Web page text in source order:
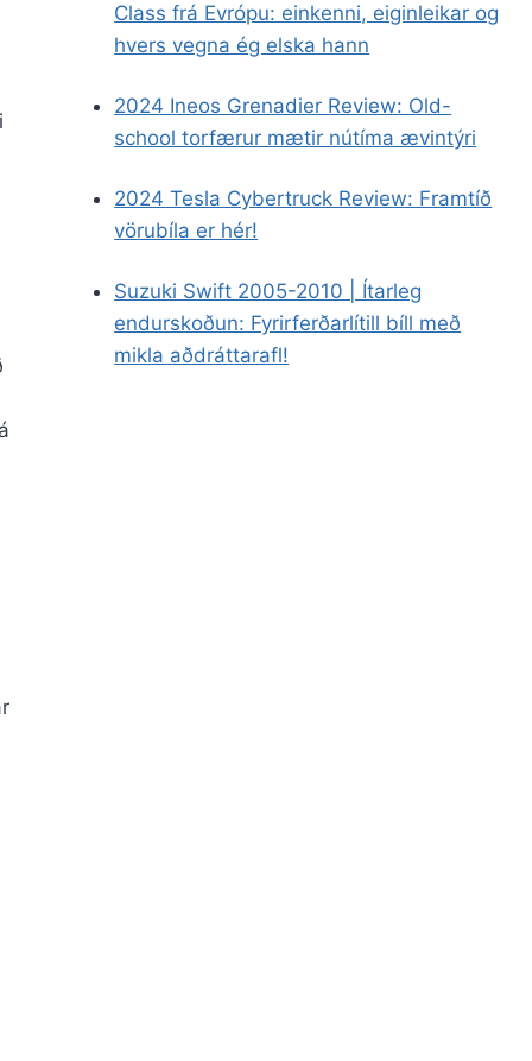
Class frá Evrópu: einkenni, eiginleikar og
hvers vegna ég elska hann
2024 Ineos Grenadier Review: Old-
school torfærur mætir nútíma ævintýri
2024 Tesla Cybertruck Review: Framtíð
vörubíla er hér!
Suzuki Swift 2005-2010 | Ítarleg
endurskoðun: Fyrirferðarlítill bíll með
mikla aðdráttarafl!